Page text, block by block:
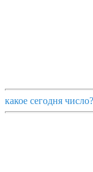
какое сегодня число?